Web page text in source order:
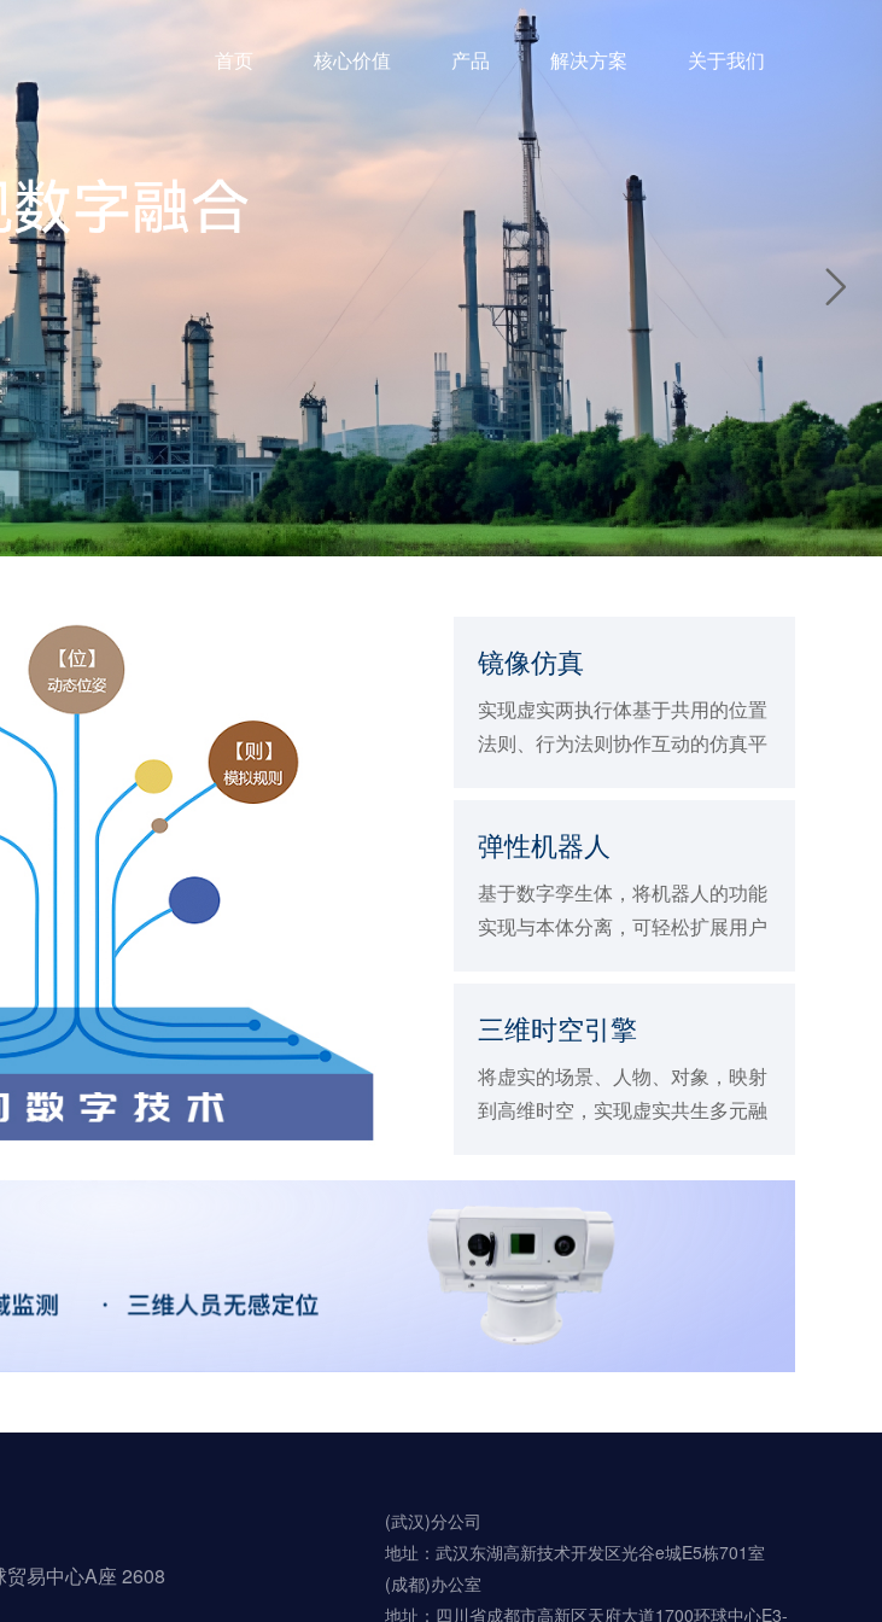
首页 核心价值
对象
镜像仿真
用位置法则、行为法则的
协作互动仿真平台
基于数字孪生体，实现机
器人的功能与本体分离，
轻松扩展用户应用需求
三维时空引擎
对时空数据进行统一调度
与管理的时空OS
产品
人
机器人
平台软件
无源无感作业风险预警平台
基建项目数字化管控平台
多源异构模型融合平台
解决方案
煤矿与危化品
交通
公共安全
自然资源
维护&技术文档
解决方案
公共安全
山体、河道、边坡等
维护&技术文档
安装部署指南、操作维护
关于我们
镜像仿真
实现虚实两执行体基于共用的位置
法则、行为法则协作互动的仿真平
弹性机器人
基于数字孪生体，将机器人的功能
实现与本体分离，可轻松扩展用户
三维时空引擎
将虚实的场景、人物、对象，映射
到高维时空，实现虚实共生多元融
易中心A座 2608
(武汉)分公司
地址：武汉东湖高新技术开发区光谷e城E5栋701室
(成都)办公室
地址：四川省成都市高新区天府大道1700环球中心E3-